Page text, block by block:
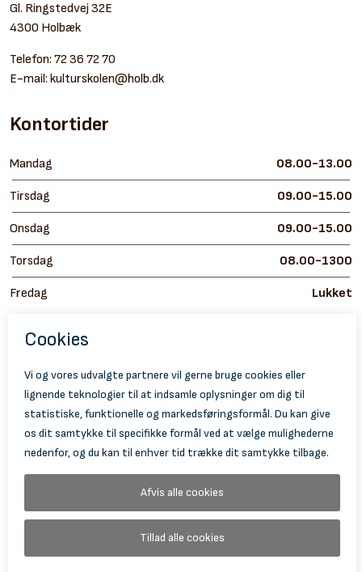
Gl. Ringstedvej 32E
4300 Holbæk
Telefon: 72 36 72 70
E-mail: kulturskolen@holb.dk
Kontortider
Mandag 08.00-13.00
Tirsdag 09.00-15.00
Onsdag 09.00-15.00
Torsdag 08.00-1300
Fredag Lukket
© 2026 Holbæk Kulturskole